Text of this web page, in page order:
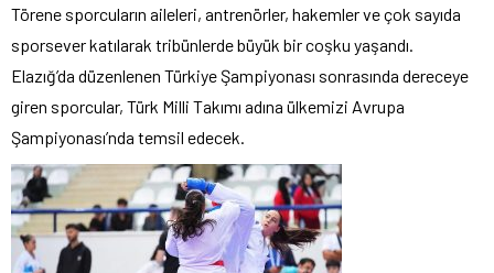
Törene sporcuların aileleri, antrenörler, hakemler ve çok sayıda
sporsever katılarak tribünlerde büyük bir coşku yaşandı.
Elazığ’da düzenlenen Türkiye Şampiyonası sonrasında dereceye
giren sporcular, Türk Milli Takımı adına ülkemizi Avrupa
Şampiyonası’nda temsil edecek.